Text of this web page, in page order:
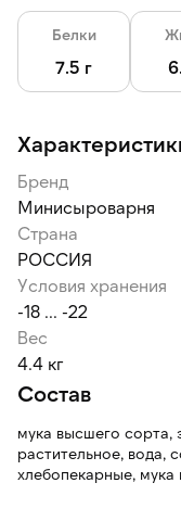
Белки
7.5 г
Бренд
Минисыроварня
Страна
РОССИЯ
Условия хранения
-18 ... -22
Вес
4.4 кг
Состав
мука высшего сорта,
растительное, вода,
хлебопекарные, мука